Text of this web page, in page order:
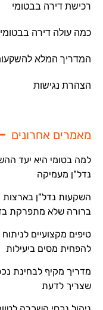
רכישת דירה בבטומי
כמה עולה דירה
המדריך המלא
הצהרת נגישות
מאמרים אחרונים
נדל"ן מעמיקה
השקעות נדל"ן בארצות
ברורה שלא מתפרקת
טיפים מקצועיים
להפחית מסים ביעילות
מדריך מקיף לבחינת
שצריך לדעת